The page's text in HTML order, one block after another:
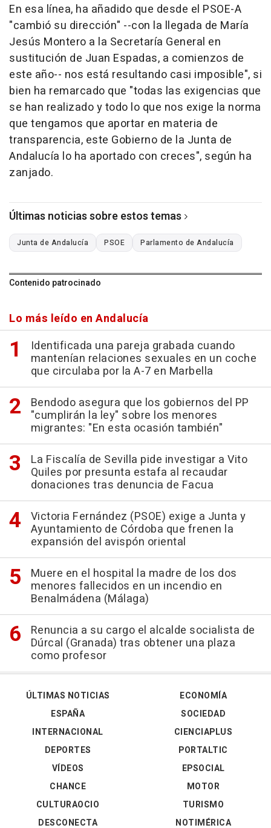
En esa línea, ha añadido que desde el PSOE-A
"cambió su dirección" --con la llegada de María
Jesús Montero a la Secretaría General en
sustitución de Juan Espadas, a comienzos de
este año-- nos está resultando casi imposible", si
bien ha remarcado que "todas las exigencias que
se han realizado y todo lo que nos exige la norma
que tengamos que aportar en materia de
transparencia, este Gobierno de la Junta de
Andalucía lo ha aportado con creces", según ha
zanjado.
Últimas noticias sobre estos temas
Junta de Andalucía PSOE Parlamento de Andalucía
Contenido patrocinado
Lo más leído en Andalucía
Identificada una pareja grabada cuando
mantenían relaciones sexuales en un coche
que circulaba por la A-7 en Marbella
Bendodo asegura que los gobiernos del PP
"cumplirán la ley" sobre los menores
migrantes: "En esta ocasión también"
La Fiscalía de Sevilla pide investigar a Vito
Quiles por presunta estafa al recaudar
donaciones tras denuncia de Facua
Victoria Fernández (PSOE) exige a Junta y
Ayuntamiento de Córdoba que frenen la
expansión del avispón oriental
Muere en el hospital la madre de los dos
menores fallecidos en un incendio en
Benalmádena (Málaga)
Renuncia a su cargo el alcalde socialista de
Dúrcal (Granada) tras obtener una plaza
como profesor
ÚLTIMAS NOTICIAS
ESPAÑA
INTERNACIONAL
DEPORTES
VÍDEOS
ECONOMÍA
SOCIEDAD
CIENCIAPLUS
PORTALTIC
EPSOCIAL
CHANCE
CULTURAOCIO
DESCONECTA
MOTOR
TURISMO
NOTIMÉRICA